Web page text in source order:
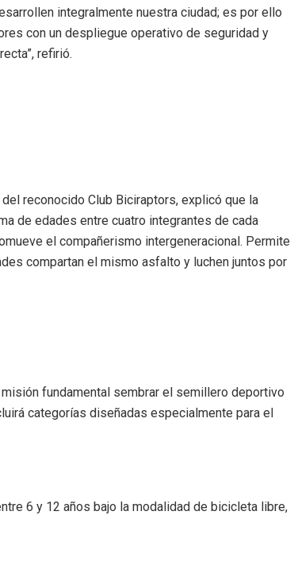
integralmente nuestra ciudad; es por ello
con un despliegue operativo de seguridad y
refirió.
reconocido Club Biciraptors, explicó que la
de edades entre cuatro integrantes de cada
el compañerismo intergeneracional. Permite
compartan el mismo asfalto y luchen juntos por
fundamental sembrar el semillero deportivo
categorías diseñadas especialmente para el
6 y 12 años bajo la modalidad de bicicleta libre,